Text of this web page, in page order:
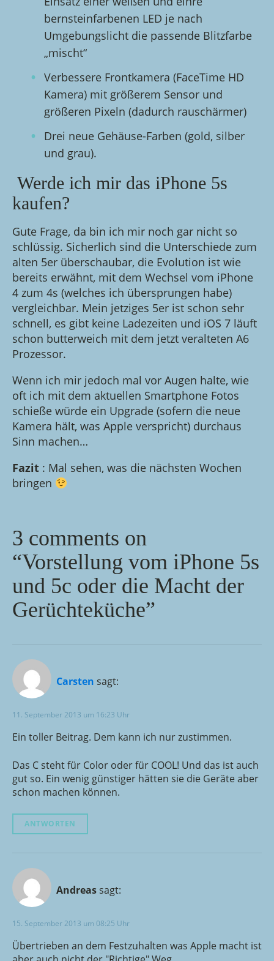
bernsteinfarbenen LED je nach
Umgebungslicht die passende Blitzfarbe
„mischt“
Verbessere Frontkamera (FaceTime HD
Kamera) mit größerem Sensor und
größeren Pixeln (dadurch rauschärmer)
Drei neue Gehäuse-Farben (gold, silber
und grau).
Werde ich mir das iPhone 5s
kaufen?
Gute Frage, da bin ich mir noch gar nicht so
schlüssig. Sicherlich sind die Unterschiede zum
alten 5er überschaubar, die Evolution ist wie
bereits erwähnt, mit dem Wechsel vom iPhone
4 zum 4s (welches ich übersprungen habe)
vergleichbar. Mein jetziges 5er ist schon sehr
schnell, es gibt keine Ladezeiten und iOS 7 läuft
schon butterweich mit dem jetzt veralteten A6
Prozessor.
Wenn ich mir jedoch mal vor Augen halte, wie
oft ich mit dem aktuellen Smartphone Fotos
schieße würde ein Upgrade (sofern die neue
Kamera hält, was Apple verspricht) durchaus
Sinn machen…
Fazit : Mal sehen, was die nächsten Wochen
bringen
3 comments on
“Vorstellung vom iPhone 5s
und 5c oder die Macht der
Gerüchteküche”
Carsten sagt:
11. September 2013 um 16:23 Uhr
Ein toller Beitrag. Dem kann ich nur zustimmen.
Das C steht für Color oder für COOL! Und das ist auch
gut so. Ein wenig günstiger hätten sie die Geräte aber
schon machen können.
ANTWORTEN
Andreassagt:
15. September 2013 um 08:25 Uhr
Übertrieben an dem Festzuhalten was Apple macht ist